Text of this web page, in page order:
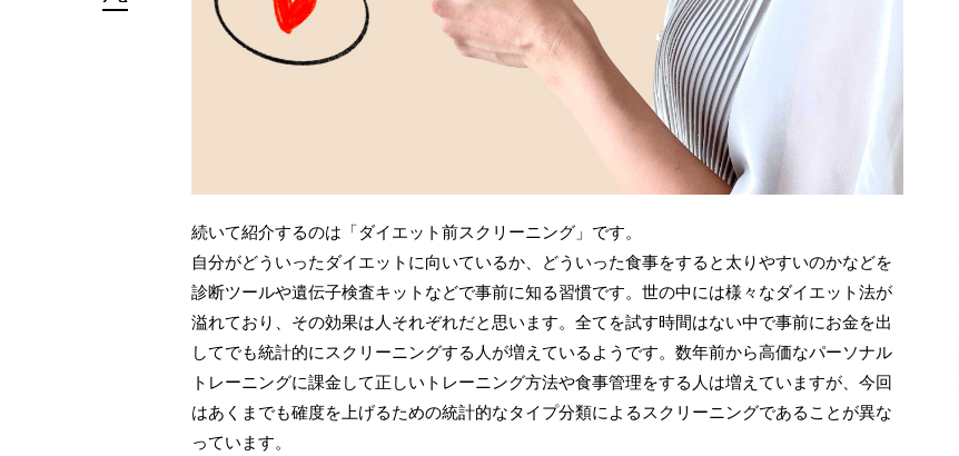
続いて紹介するのは「ダイエット前スクリーニング」です。
自分がどういったダイエットに向いているか、どういった食事をすると太りやすいのかなどを
診断ツールや遺伝子検査キットなどで事前に知る習慣です。世の中には様々なダイエット法が
溢れており、その効果は人それぞれだと思います。全てを試す時間はない中で事前にお金を出
してでも統計的にスクリーニングする人が増えているようです。数年前から高価なパーソナル
トレーニングに課金して正しいトレーニング方法や食事管理をする人は増えていますが、今回
はあくまでも確度を上げるための統計的なタイプ分類によるスクリーニングであることが異な
っています。